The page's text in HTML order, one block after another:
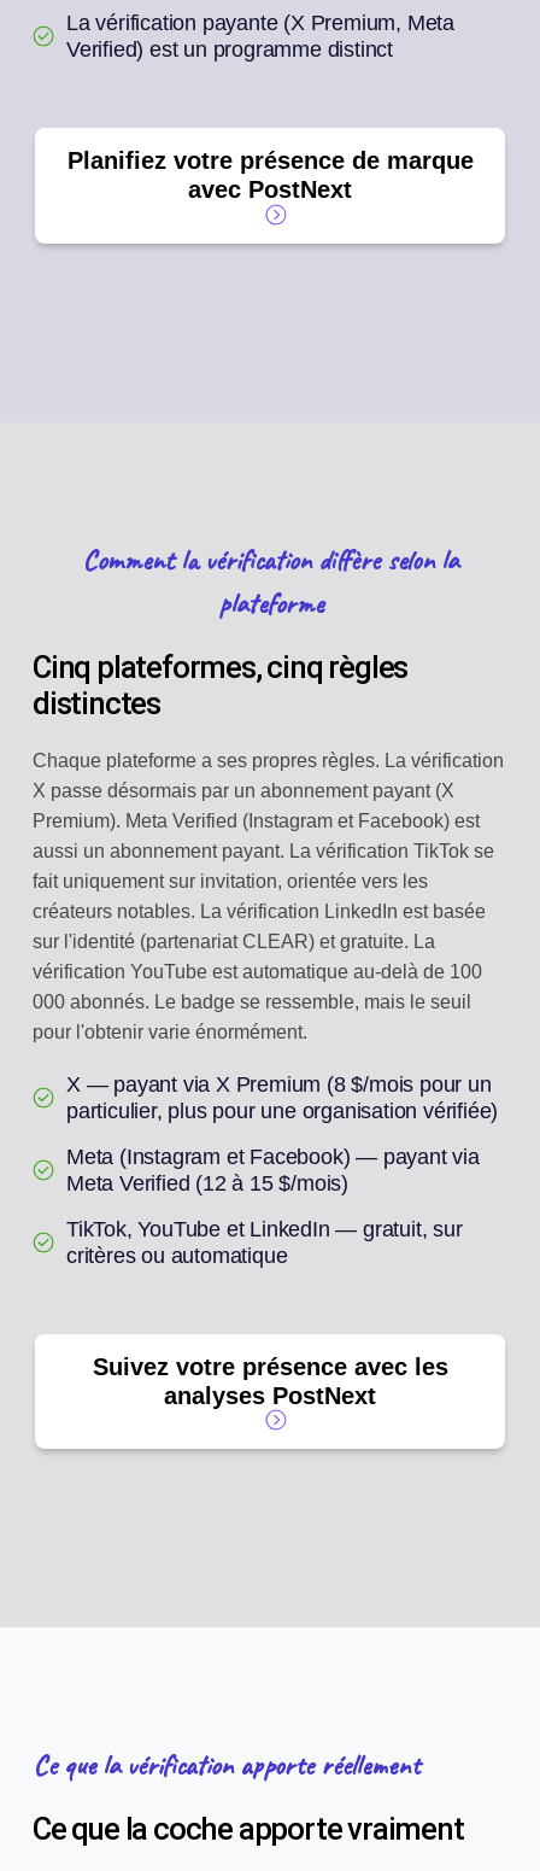
La vérification payante (X Premium, Meta
Verified) est un programme distinct
Planifiez votre présence de marque
avec PostNext
Comment la vérification diffère selon la
plateforme
Cinq plateformes, cinq règles
distinctes
Chaque plateforme a ses propres règles. La vérification
X passe désormais par un abonnement payant (X
Premium). Meta Verified (Instagram et Facebook) est
aussi un abonnement payant. La vérification TikTok se
fait uniquement sur invitation, orientée vers les
créateurs notables. La vérification LinkedIn est basée
sur l'identité (partenariat CLEAR) et gratuite. La
vérification YouTube est automatique au-delà de 100
000 abonnés. Le badge se ressemble, mais le seuil
pour l'obtenir varie énormément.
X — payant via X Premium (8 $/mois pour un
particulier, plus pour une organisation vérifiée)
Meta (Instagram et Facebook) — payant via
Meta Verified (12 à 15 $/mois)
TikTok, YouTube et LinkedIn — gratuit, sur
critères ou automatique
Suivez votre présence avec les
analyses PostNext
Ce que la vérification apporte réellement
Ce que la coche apporte vraiment